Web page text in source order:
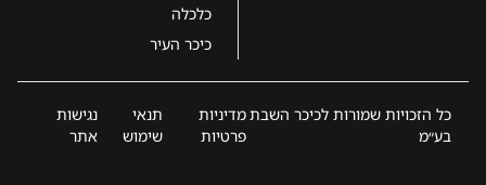
כלכלה
כיכר העיר
כל הזכויות שמורות לכיכר השבת
בע״מ
מדיניות
פרטיות
תנאי
שימוש
נגישות
אתר